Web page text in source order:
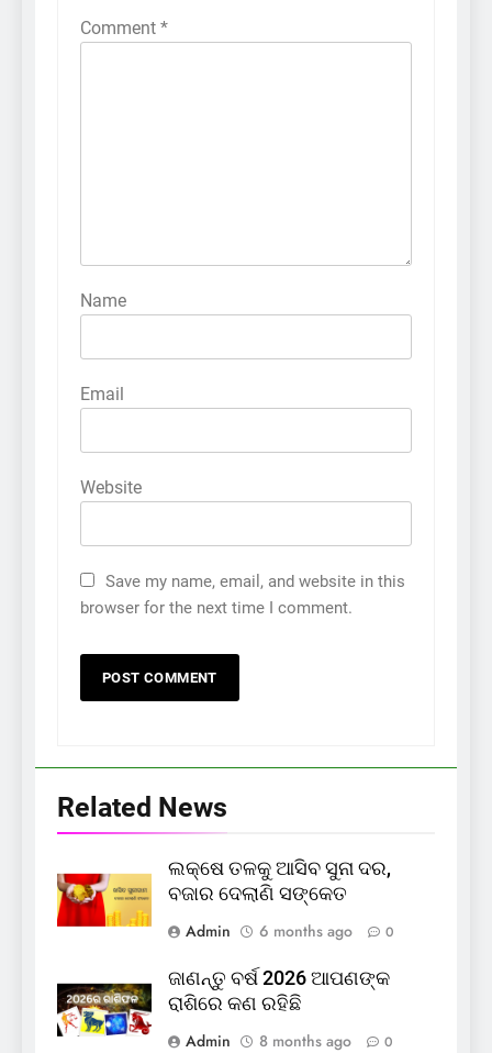
Comment *
Name
Email
Website
Save my name, email, and website in this
browser for the next time I comment.
Related News
ଲକ୍ଷେ ତଳକୁ ଆସିବ ସୁନା ଦର,
ବଜାର ଦେଲାଣି ସଙ୍କେତ
Admin
6 months ago 0
ଜାଣନ୍ତୁ ବର୍ଷ 2026 ଆପଣଙ୍କ
ରାଶିରେ କଣ ରହିଛି
Admin
8 months ago 0